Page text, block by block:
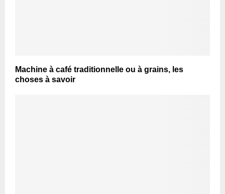
Machine à café traditionnelle ou à grains, les
choses à savoir